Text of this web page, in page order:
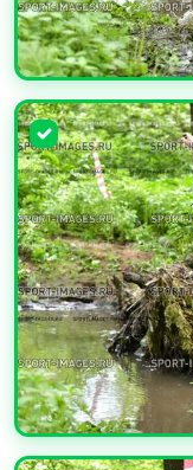
УВЕЛИЧИТЬ
УВЕЛИЧИТЬ